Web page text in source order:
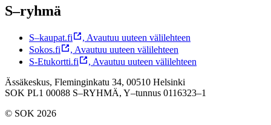
S–ryhmä
S–kaupat.fi , Avautuu uuteen välilehteen
Sokos.fi
, Avautuu uuteen välilehteen
S-Etukortti.fi
, Avautuu uuteen välilehteen
Ässäkeskus, Fleminginkatu 34, 00510 Helsinki
SOK PL1 00088 S–RYHMÄ, Y–tunnus 0116323–1
© SOK 2026